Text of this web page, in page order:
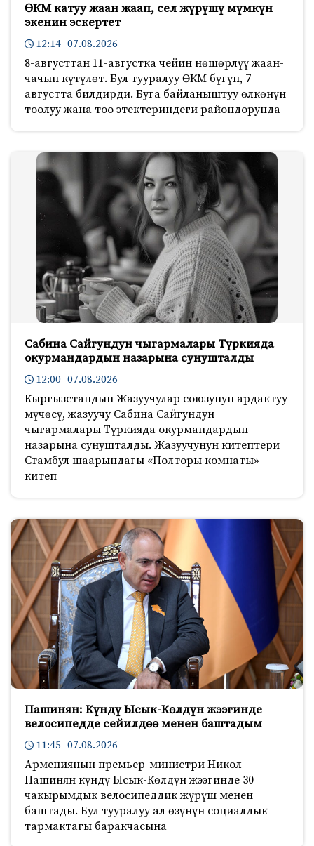
ӨКМ катуу жаан жаап, сел жүрүшү мүмкүн
экенин эскертет
12:14 07.08.2026
8-августтан 11-августка чейин нөшөрлүү жаан-
чачын күтүлөт. Бул тууралуу ӨКМ бүгүн, 7-
августта билдирди. Буга байланыштуу өлкөнүн
тоолуу жана тоо этектериндеги райондорунда
Сабина Сайгундун чыгармалары Түркияда
окурмандардын назарына сунушталды
12:00 07.08.2026
Кыргызстандын Жазуучулар союзунун ардактуу
мүчөсү, жазуучу Сабина Сайгундун
чыгармалары Түркияда окурмандардын
назарына сунушталды. Жазуучунун китептери
Стамбул шаарындагы «Полторы комнаты»
китеп
Пашинян: Күндү Ысык-Көлдүн жээгинде
велосипедде сейилдөө менен баштадым
11:45 07.08.2026
Армениянын премьер-министри Никол
Пашинян күндү Ысык-Көлдүн жээгинде 30
чакырымдык велосипеддик жүрүш менен
баштады. Бул тууралуу ал өзүнүн социалдык
тармактагы баракчасына